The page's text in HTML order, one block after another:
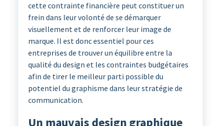
cette contrainte financière peut constituer un
frein dans leur volonté de se démarquer
visuellement et de renforcer leur image de
marque. Il est donc essentiel pour ces
entreprises de trouver un équilibre entre la
qualité du design et les contraintes budgétaires
afin de tirer le meilleur parti possible du
potentiel du graphisme dans leur stratégie de
communication.
Un mauvais design graphique